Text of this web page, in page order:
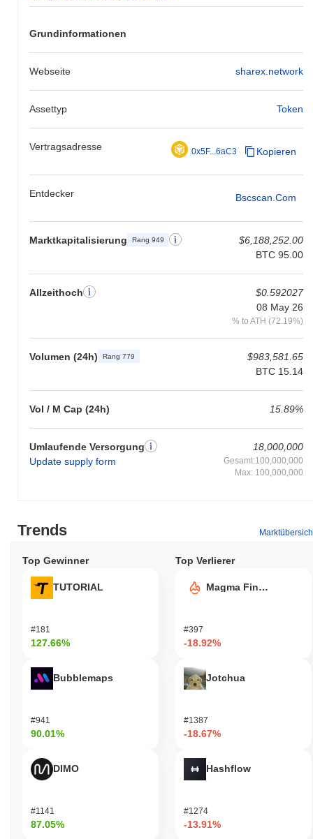
Grundinformationen
Webseite sharex.network
Assettyp Token
Vertragsadresse 0x5F...6aC3 Kopieren
Entdecker Bscscan.com
Marktkapitalisierung Rang 949
$6,188,252.00
BTC 95.00
Allzeithoch
$0.592027
08 May 26
% to ATH (72.19%)
Volumen (24h) Rang 779
$983,581.65
BTC 15.14
Vol / M Cap (24h) 15.89%
Umlaufende Versorgung
Update supply form
18,000,000
Gesamt:100,000,000
Max: 100,000,000
Trends
Top Gewinner
TUTORIAL
#181
127.66%
Bubblemaps
#941
90.01%
DIMO
#1141
87.05%
Top Verlierer
Magma Finance
#397
-18.92%
Jotchua
#1387
-18.67%
Hashflow
#1274
-13.91%